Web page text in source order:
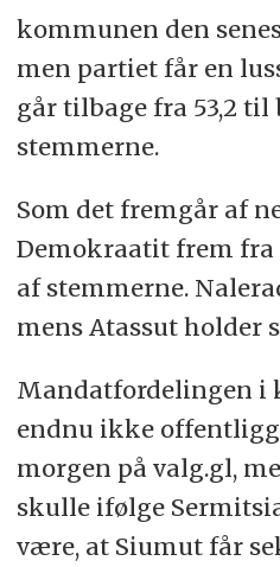
kommunen den
men partiet får en
går tilbage fra 53,2 til
stemmerne.
Som det fremgår af
Demokraatit frem fra
af stemmerne.
mens Atassut holder
Mandatfordelingen i
endnu ikke
morgen på valg.gl,
skulle ifølge
være, at Siumut får